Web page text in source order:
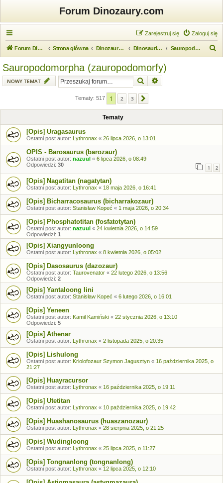
Forum Dinozaury.com
Zaloguj się
Zarejestruj się
Forum Dinozaury.com Strona główna Dinozaurologia Dinosauria (dinozaury) Sauropodomorpha (zauropodomorfy)
Sauropodomorpha (zauropodomorfy)
NOWY TEMAT Szukaj
Tematy: 517 1 2 3
Tematy
[Opis] Uragasaurus
Ostatni post autor: Lythronax « 26 lipca 2026, o 13:01
OPIS - Barosaurus (barozaur)
Ostatni post autor: nazuul « 6 lipca 2026, o 08:49
Odpowiedzi: 30 1 2
[Opis] Nagatitan (nagatytan)
Ostatni post autor: Lythronax « 18 maja 2026, o 16:41
[Opis] Bicharracosaurus (bicharrakozaur)
Ostatni post autor: Stanisław Kopeć « 1 maja 2026, o 20:34
[Opis] Phosphatotitan (fosfatotytan)
Ostatni post autor: nazuul « 24 kwietnia 2026, o 14:59
Odpowiedzi: 1
[Opis] Xiangyunloong
Ostatni post autor: Lythronax « 8 kwietnia 2026, o 05:02
[Opis] Dasosaurus (dazozaur)
Ostatni post autor: Taurovenator « 22 lutego 2026, o 13:56
Odpowiedzi: 2
[Opis] Yantaloong lini
Ostatni post autor: Stanisław Kopeć « 6 lutego 2026, o 16:01
[Opis] Yeneen
Ostatni post autor: Kamil Kamiński « 22 stycznia 2026, o 13:10
Odpowiedzi: 5
[Opis] Athenar
Ostatni post autor: Lythronax « 2 listopada 2025, o 20:35
[Opis] Lishulong
Ostatni post autor: Kriolofozaur Szymon Jagusztyn « 16 października 2025, o
21:27
[Opis] Huayracursor
Ostatni post autor: Lythronax « 16 października 2025, o 19:11
[Opis] Utetitan
Ostatni post autor: Lythronax « 10 października 2025, o 19:42
[Opis] Huashanosaurus (huaszanozaur)
Ostatni post autor: Lythronax « 28 sierpnia 2025, o 21:25
[Opis] Wudingloong
Ostatni post autor: Lythronax « 25 lipca 2025, o 11:27
[Opis] Tongnanlong (tongnanlong)
Ostatni post autor: Lythronax « 12 lipca 2025, o 12:10